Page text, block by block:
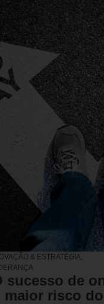
& ESTRATÉGIA
sucesso de
maior risco